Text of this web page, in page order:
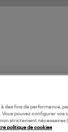
des fins de performance,
pouvez configurer vos
strictement nécessaires
politique de cookies